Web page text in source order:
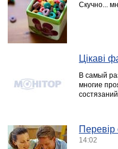
Скучно...
Цікаві
В самый
многие
14:02